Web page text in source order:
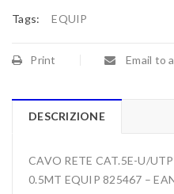
Tags: EQUIP
Print Email to
DESCRIZIONE
CAVO RETE CAT.5E-U/
0.5MT EQUIP 825467 –